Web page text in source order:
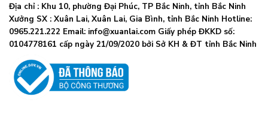
Địa chỉ : Khu 10, phường Đại Phúc, TP Bắc Ninh, tỉnh Bắc Ninh
Xưởng SX : Xuân Lai, Xuân Lai, Gia Bình, tỉnh Bắc Ninh Hotline:
0965.221.222 Email: info@xuanlai.com Giấy phép ĐKKD số:
0104778161 cấp ngày 21/09/2020 bởi Sở KH & ĐT tỉnh Bắc Ninh